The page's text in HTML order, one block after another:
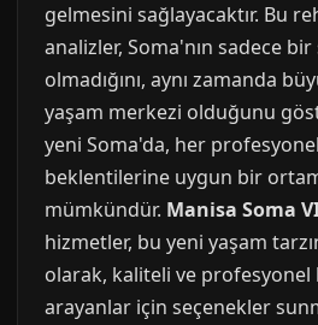
gelmesini sağlayacaktır. Bu
analizler, Soma'nın sadece bir
olmadığını, aynı zamanda
yaşam merkezi olduğunu
yeni Soma'da, her
beklentilerine uygun bir
mümkündür. Manisa Soma
hizmetler, bu yeni yaşam
olarak, kaliteli ve profesyonel
arayanlar için seçenekler